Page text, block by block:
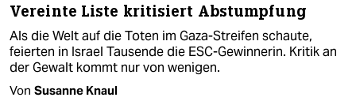
Vereinte Liste kritisiert Abstumpfung
Als die Welt auf die Toten im Gaza-Streifen schaute,
feierten in Israel Tausende die ESC-Gewinnerin. Kritik an
der Gewalt kommt nur von wenigen.
Von Susanne Knaul